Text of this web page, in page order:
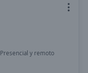
Presencial y remoto